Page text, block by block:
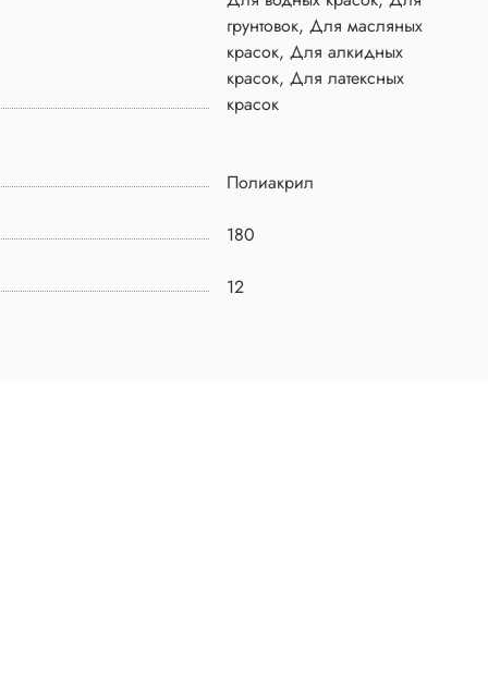
грунтовок, Для масляных
красок, Для алкидных
красок, Для латексных
красок
Полиакрил
180
12